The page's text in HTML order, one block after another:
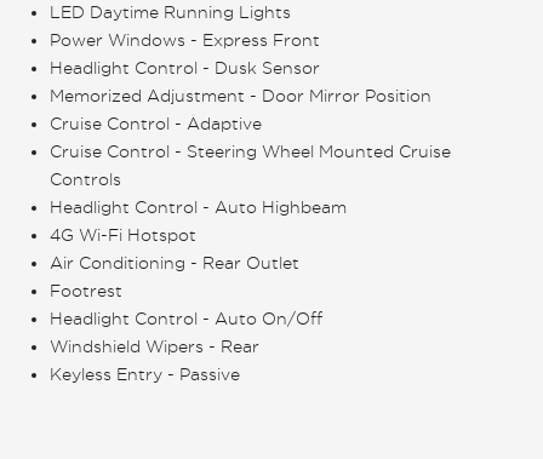
LED Daytime Running Lights
Power Windows - Express Front
Headlight Control - Dusk Sensor
Memorized Adjustment - Door Mirror Position
Cruise Control - Adaptive
Cruise Control - Steering Wheel Mounted Cruise
Controls
Headlight Control - Auto Highbeam
4G Wi-Fi Hotspot
Air Conditioning - Rear Outlet
Footrest
Headlight Control - Auto On/Off
Windshield Wipers - Rear
Keyless Entry - Passive